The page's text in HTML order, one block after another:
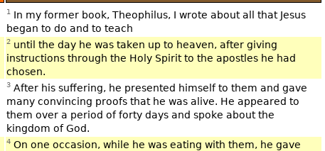
1 In my former book, Theophilus, I wrote about all that Jesus
began to do and to teach
2 until the day he was taken up to heaven, after giving
instructions through the Holy Spirit to the apostles he had
chosen.
3 After his suffering, he presented himself to them and gave
many convincing proofs that he was alive. He appeared to
them over a period of forty days and spoke about the
kingdom of God.
4 On one occasion, while he was eating with them, he gave